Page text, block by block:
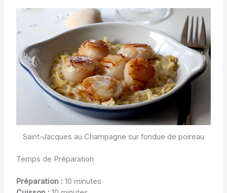
Saint-Jacques au Champagne sur fondue de poireau
Temps de Préparation
Préparation : 10 minutes